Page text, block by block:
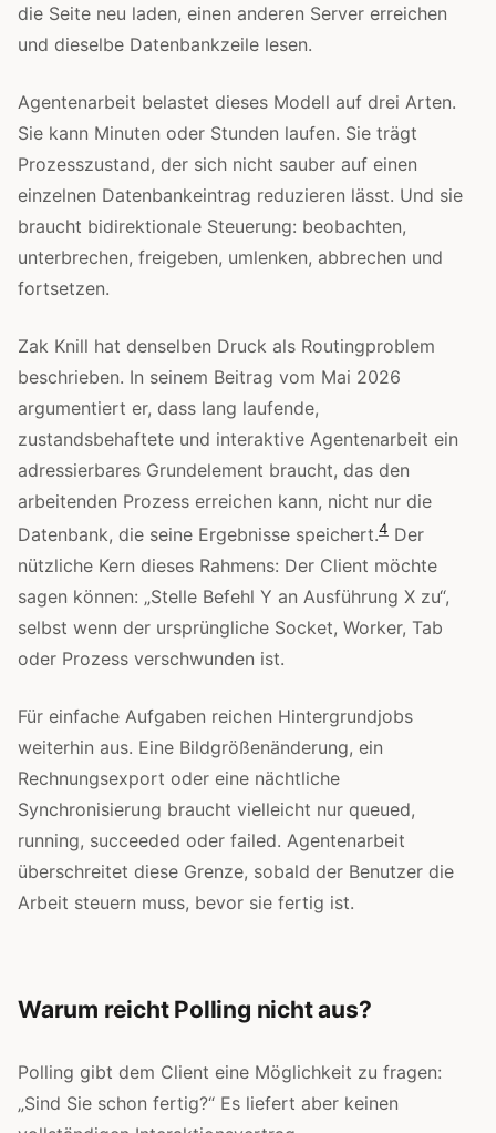
die Seite neu laden, einen anderen Server erreichen
und dieselbe Datenbankzeile lesen.
Agentenarbeit belastet dieses Modell auf drei Arten.
Sie kann Minuten oder Stunden laufen. Sie trägt
Prozesszustand, der sich nicht sauber auf einen
einzelnen Datenbankeintrag reduzieren lässt. Und sie
braucht bidirektionale Steuerung: beobachten,
unterbrechen, freigeben, umlenken, abbrechen und
fortsetzen.
Zak Knill hat denselben Druck als Routingproblem
beschrieben. In seinem Beitrag vom Mai 2026
argumentiert er, dass lang laufende,
zustandsbehaftete und interaktive Agentenarbeit ein
adressierbares Grundelement braucht, das den
arbeitenden Prozess erreichen kann, nicht nur die
Datenbank, die seine Ergebnisse speichert.4 Der
nützliche Kern dieses Rahmens: Der Client möchte
sagen können: „Stelle Befehl Y an Ausführung X zu“,
selbst wenn der ursprüngliche Socket, Worker, Tab
oder Prozess verschwunden ist.
Für einfache Aufgaben reichen Hintergrundjobs
weiterhin aus. Eine Bildgrößenänderung, ein
Rechnungsexport oder eine nächtliche
Synchronisierung braucht vielleicht nur queued,
running, succeeded oder failed. Agentenarbeit
überschreitet diese Grenze, sobald der Benutzer die
Arbeit steuern muss, bevor sie fertig ist.
Warum reicht Polling nicht aus?
Polling gibt dem Client eine Möglichkeit zu fragen:
„Sind Sie schon fertig?“ Es liefert aber keinen